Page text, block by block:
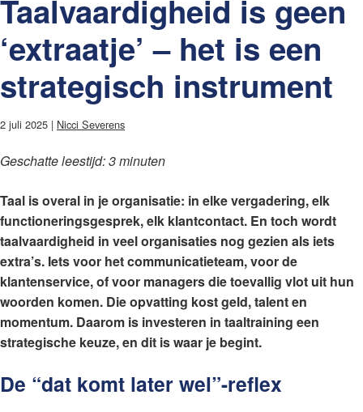
Taalvaardigheid is geen
‘extraatje’ – het is een
strategisch instrument
2 juli 2025 | Nicci Severens
Geschatte leestijd: 3 minuten
Taal is overal in je organisatie: in elke vergadering, elk
functioneringsgesprek, elk klantcontact. En toch wordt
taalvaardigheid in veel organisaties nog gezien als iets
extra’s. Iets voor het communicatieteam, voor de
klantenservice, of voor managers die toevallig vlot uit hun
woorden komen. Die opvatting kost geld, talent en
momentum. Daarom is investeren in taaltraining een
strategische keuze, en dit is waar je begint.
De “dat komt later wel”-reflex